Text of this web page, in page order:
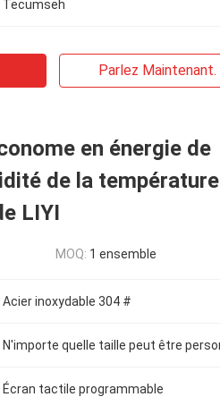
Tecumseh
Parlez Maintenant.
en énergie de
de la température
LIYI
MOQ: 1 ensemble
Acier inoxydable 304 #
Écran tactile programmable